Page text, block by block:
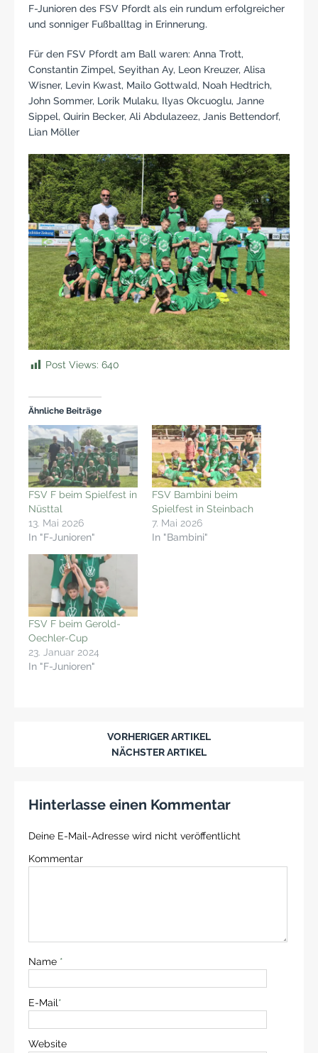
F-Junioren des FSV Pfordt als ein rundum erfolgreicher
und sonniger Fußballtag in Erinnerung.
Für den FSV Pfordt am Ball waren: Anna Trott,
Constantin Zimpel, Seyithan Ay, Leon Kreuzer, Alisa
Wisner, Levin Kwast, Mailo Gottwald, Noah Hedtrich,
John Sommer, Lorik Mulaku, Ilyas Okcuoglu, Janne
Sippel, Quirin Becker, Ali Abdulazeez, Janis Bettendorf,
Lian Möller
Post Views: 640
Ähnliche Beiträge
FSV F beim Spielfest in
Nüsttal
13. Mai 2026
In "F-Junioren"
FSV Bambini beim
Spielfest in Steinbach
7. Mai 2026
In "Bambini"
FSV F beim Gerold-
Oechler-Cup
23. Januar 2024
In "F-Junioren"
VORHERIGER ARTIKEL
NÄCHSTER ARTIKEL
Hinterlasse einen Kommentar
Deine E-Mail-Adresse wird nicht veröffentlicht
Kommentar
Name *
E-Mail*
Website